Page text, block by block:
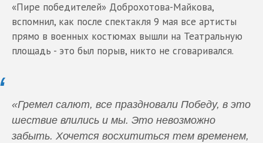
«Пире победителей» Доброхотова-Майкова,
вспомнил, как после спектакля 9 мая все артисты
прямо в военных костюмах вышли на Театральную
площадь - это был порыв, никто не сговаривался.
«Гремел салют, все праздновали Победу, в это
шествие влились и мы. Это невозможно
забыть. Хочется восхититься тем временем,